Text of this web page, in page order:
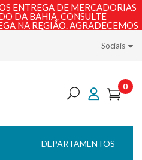
ENTREGA DE MERCADORIAS
DA BAHIA. CONSULTE
NA REGIÃO. AGRADECEMOS
Sociais
0
DEPARTAMENTOS